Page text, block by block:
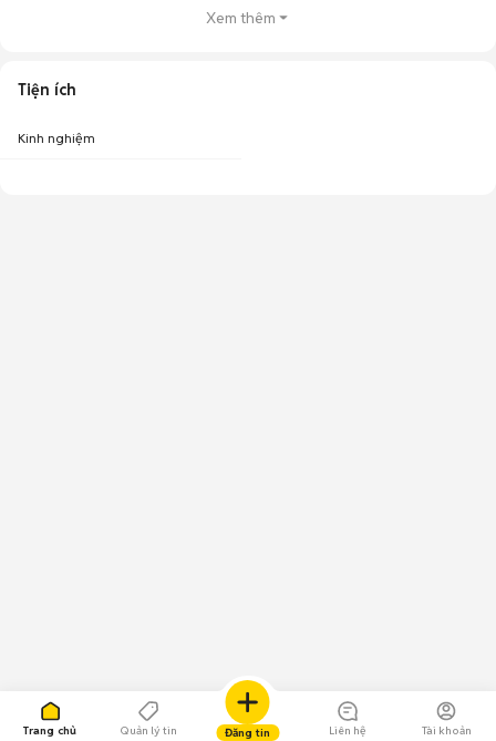
Trang chủ Quản lý tin Đăng tin Liên hệ Tài khoản
Xem thêm
Tiện ích
Kinh nghiệm